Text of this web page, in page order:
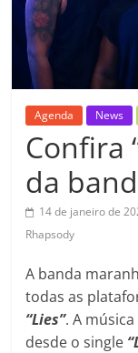
Agenda News
Confira
da
14 de janeiro de
Rhapsody
A banda
todas as
“Lies”. A
desde o single